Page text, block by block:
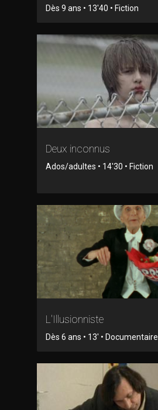
Dès 9 ans • 13'40 • Fiction
Deux inconnus
Ados/adultes • 14'30 • Fiction
L'Illusionniste
Dès 6 ans • 13' • Documentaire